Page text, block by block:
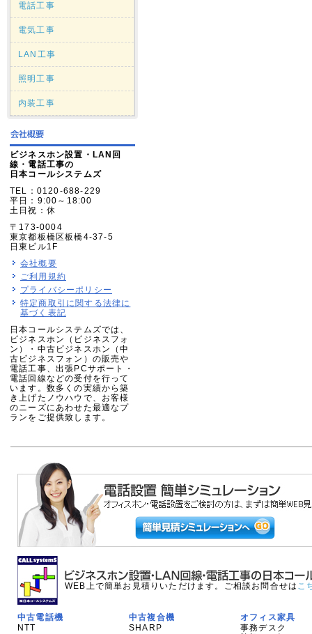
電話工事
電気工事
LAN工事
照明工事
内装工事
ビジネスホン設置・LAN回
線・電話工事の
日本コールシステムズ
TEL：0120-688-229
平日：9:00～18:00
土日祝：休
〒173-0004
東京都板橋区板橋4-37-5
日東ビル1F
会社概要
ご利用規約
プライバシーポリシー
特定商取引に関する法律に
基づく表記
日本コールシステムズでは、
ビジネスホン（ビジネスフォ
ン）・中古ビジネスホン（中
古ビジネスフォン）の販売や
電話工事、出張PCサポート・
電話回線などの受付を行って
います。数多くの実績から築
き上げたノウハウで、お客様
のニーズにあわせた最適なプ
ランをご提供致します。
WEB上で簡単お見積りいただけます。ご相談お問合せは こ
中古電話機
NTT
中古複合機
SHARP
オフィス家具
事務デスク